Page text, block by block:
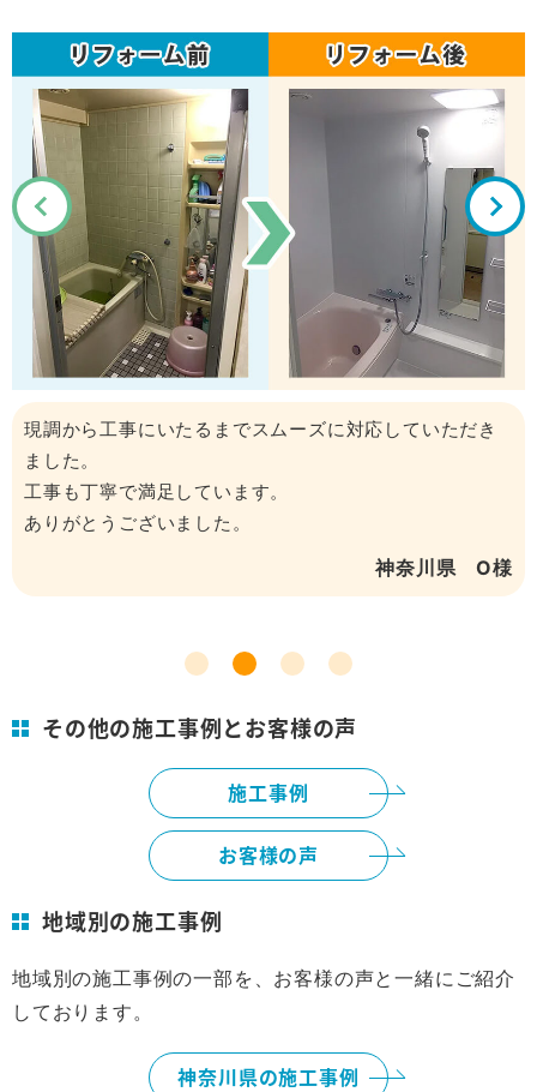
施工内容・見積もり等丁寧で対応が早い。
フォローもしっかりしていて、また何かあったらお願い
したい。
価格的にも納得いく内容でした。
神奈川県 Ｋ
その他の施工事例とお客様の声
施工事例
お客様の声
地域別の施工事例
地域別の施工事例の一部を、お客様の声と一緒にご紹介
しております。
神奈川県の施工事例